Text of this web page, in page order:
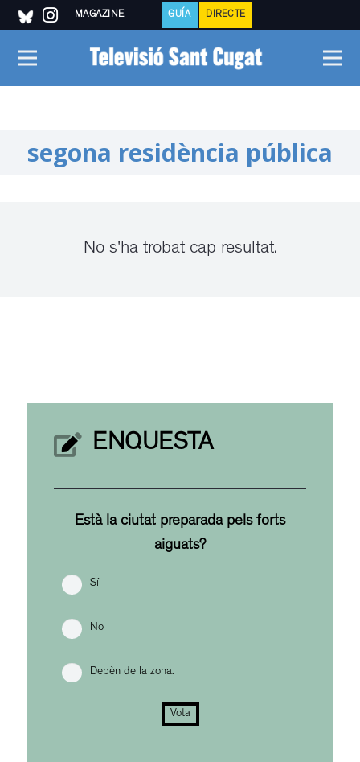
MAGAZINE GUÍA DIRECTE
segona residència pública
No s'ha trobat cap resultat.
ENQUESTA
Està la ciutat preparada pels forts
aiguats?
Sí
No
Depèn de la zona.
Vota